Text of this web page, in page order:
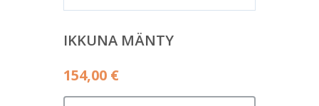
IKKUNA MÄNTY
154,00 €